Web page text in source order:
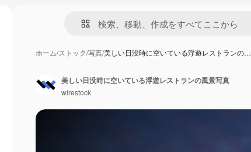
ホーム/ストック/写真/美しい日没時に空いている浮遊レストランの…
美しい日没時に空いている浮遊レストランの風景写真
wirestock